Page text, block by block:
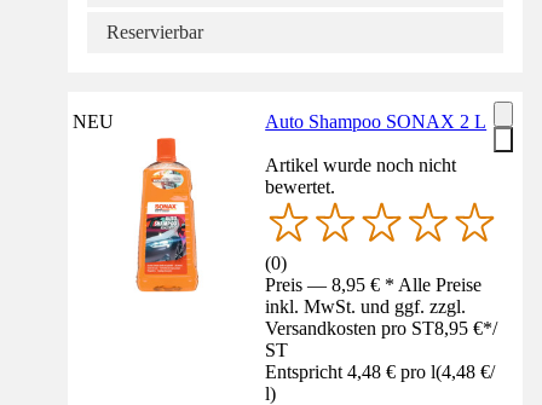
Reservierbar
NEU Auto Shampoo SONAX 2 L
Artikel wurde noch nicht
bewertet.
(0)
Preis — 8,95 € * Alle Preise
inkl. MwSt. und ggf. zzgl.
Versandkosten pro ST8,95 €*/
ST
Entspricht 4,48 € pro l(4,48 €/
l)